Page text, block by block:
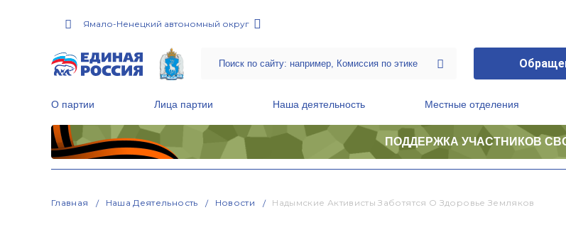
Ямало-Ненецкий автономный округ
О партии Лица партии Наша деятельность Местные отделения
ПОДДЕРЖКА УЧАСТНИКОВ
Главная Наша Деятельность Новости Надымские Активисты Заботятся О Здоровье Земляков